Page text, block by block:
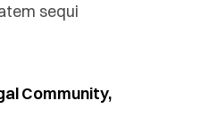
sequi
Community,